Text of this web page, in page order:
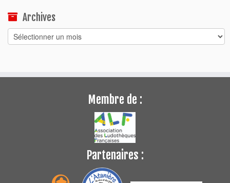
Archives
Archives
Membre de :
Partenaires :